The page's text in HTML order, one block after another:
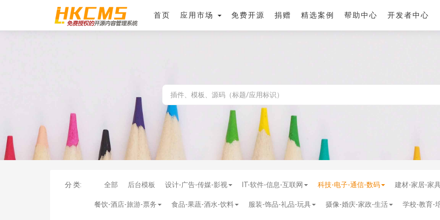
首页 应用市场 免费开源 捐赠 精选案例 帮助中心 开发者中心
分 类: 全部 后台模板 设计-广告-传媒-影视 IT-软件-信息-互联网 科技-电子-通信-数码 建材-家居-家
餐饮-酒店-旅游-票务 食品-果蔬-酒水-饮料 服装-饰品-礼品-玩具 摄像-婚庆-家政-生活 学校-教育-